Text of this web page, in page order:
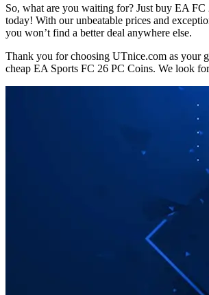
So, what are you waiting for? Just buy EA FC
today! With our unbeatable prices and
you won’t find a better deal anywhere else.
Thank you for choosing UTnice.com as your
cheap EA Sports FC 26 PC Coins. We look